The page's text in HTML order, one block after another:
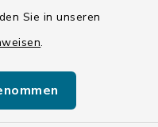
Sie in unseren
.